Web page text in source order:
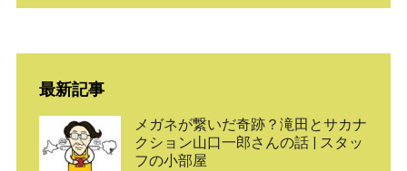
最新記事
メガネが繋いだ奇跡？滝田とサカナ
クション山口一郎さんの話 | スタッ
フの小部屋